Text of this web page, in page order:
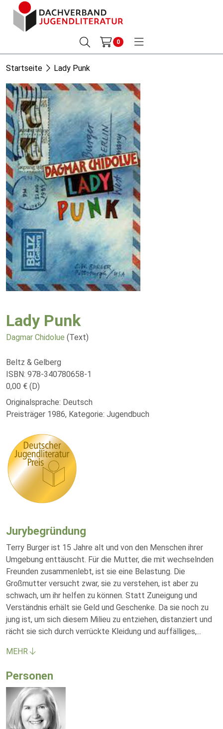
0
Startseite Lady Punk
Lady Punk
Dagmar Chidolue (Text)
Beltz & Gelberg
ISBN: 978-340780658-1
0,00 € (D)
Originalsprache: Deutsch
Preisträger 1986, Kategorie: Jugendbuch
Jurybegründung
Terry Burger ist 15 Jahre alt und von den Menschen ihrer
Umgebung enttäuscht. Für die Mutter, die mit wechselnden
Freunden zusammenlebt, ist sie eine Belastung. Die
Großmutter versucht zwar, sie zu verstehen, ist aber zu
schwach, um ihr helfen zu können. Statt Zuneigung und
Verständnis erhält sie Geld und Geschenke. Da sie noch zu
jung ist, um sich diesem Milieu zu entziehen, distanziert und
rächt sie sich durch verrückte Kleidung und auffälliges,...
MEHR
Personen